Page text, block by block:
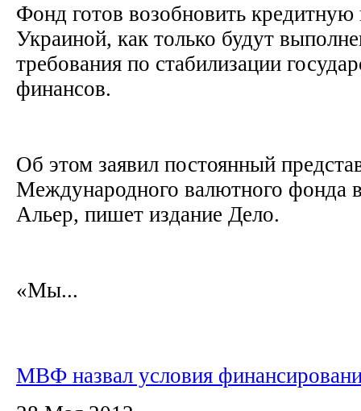
Фонд готов возобновить
Украиной, как только будут
требования по стабилизации
финансов.
Об этом заявил постоянный
Международного валютного фонда
Альер, пишет издание Дело.
«Мы...
МВФ назвал условия